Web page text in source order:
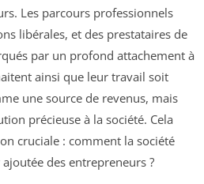
Les parcours professionnels
libérales, et des prestataires de
par un profond attachement à
ainsi que leur travail soit
une source de revenus, mais
précieuse à la société. Cela
cruciale : comment la société
des entrepreneurs ?